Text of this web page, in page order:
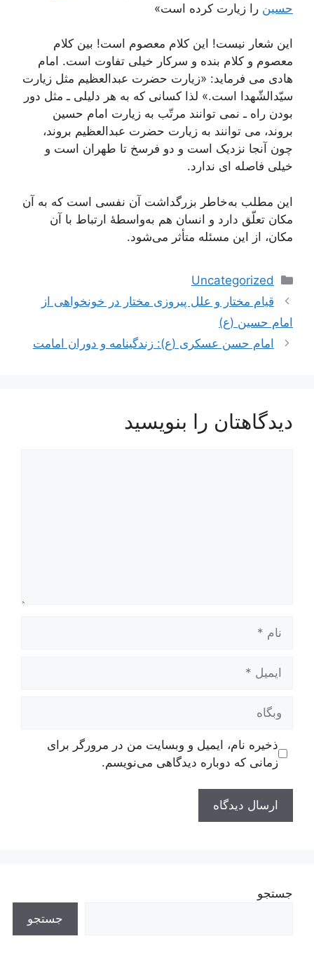
حسین را زیارت کرده است»
این شعار نیست! این کلام معصوم است! بین کلام
معصوم و کلام بنده و سرکار خیلی تفاوت است. امام
هادی می فرماید: «زیارت حضرت عبدالعظیم مثل زیارت
سیّدالشّهدا است.» لذا کسانی که به هر دلیلی ـ مثل دور
بودن راه ـ نمی توانند مرتّب به زیارت امام حسین
بروند، می توانند به زیارت حضرت عبدالعظیم بروند،
چون آنجا نزدیک است و دو فرسخ تا طهران است و
خیلی فاصله ای ندارد.
این مطلب به‌خاطر بزرگداشت آن نفسی است که به آن
مکان تعلّق دارد و انسان هم به‌واسطۀ ارتباط با آن
مکان، از این مسئله متأثر می‌شود.
دسته‌ها
Uncategorized
ناوبری
نوشته‌ها
قیام مختار و علل پیروزی مختار در خونخواهی از
امام حسین (ع)
امام حسن عسکری (ع): زندگینامه و دوران امامت
دیدگاهتان را بنویسید
وبگاه
ذخیره نام، ایمیل و وبسایت من در مرورگر برای
زمانی که دوباره دیدگاهی می‌نویسم.
جستجو
جستجو